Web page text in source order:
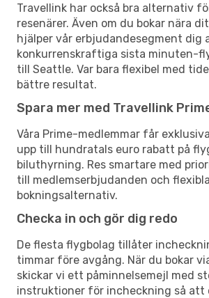
Travellink har också bra alternativ
resenärer. Även om du bokar nära
hjälper vår erbjudandesegment dig
konkurrenskraftiga sista minuten-
till Seattle. Var bara flexibel med
bättre resultat.
Spara mer med Travellink
Våra Prime-medlemmar får
upp till hundratals euro rabatt på
biluthyrning. Res smartare med
till medlemserbjudanden och flexibla
bokningsalternativ.
Checka in och gör dig redo
De flesta flygbolag tillåter
timmar före avgång. När du bokar
skickar vi ett påminnelsemejl med
instruktioner för incheckning så att